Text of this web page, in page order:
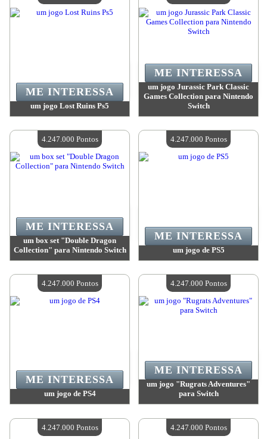
um jogo Lost Ruins Ps5
Quantidade disponível:4
ME INTERESSA
um jogo Jurassic Park Classic
Games Collection para Nintendo
Switch
Quantidade disponível:4
ME INTERESSA
um box set "Double Dragon
Collection" para Nintendo Switch
Quantidade disponível:4
ME INTERESSA
4.247.000 Pontos
um jogo de PS5
Quantidade disponível:4
ME INTERESSA
4.247.000 Pontos
um jogo de PS4
Quantidade disponível:4
ME INTERESSA
4.247.000 Pontos
um jogo "Rugrats Adventures"
para Switch
Quantidade disponível:4
ME INTERESSA
4.247.000 Pontos
4.247.000 Pontos 4.247.000 Pontos